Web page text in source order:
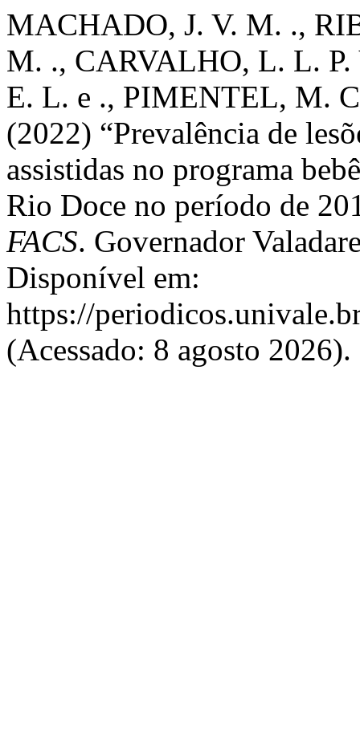
MACHADO, J. V. M. .,
M. ., CARVALHO, L. L.
E. L. e ., PIMENTEL, M.
(2022) “Prevalência de
assistidas no programa
Rio Doce no período de
FACS. Governador
Disponível em:
https://
(Acessado: 8 agosto 2026).